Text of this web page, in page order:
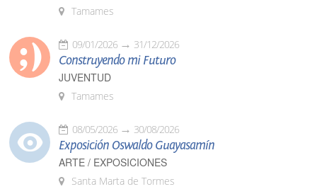
Tamames
09/01/2026 31/12/2026
Construyendo mi Futuro
JUVENTUD
Tamames
08/05/2026 30/08/2026
Exposición Oswaldo Guayasamín
ARTE / EXPOSICIONES
Santa Marta de Tormes